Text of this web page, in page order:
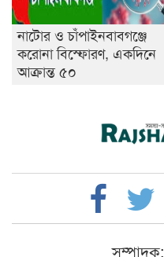
নাটোর ও চাঁপাইনবাবগঞ্জে
করোনা বিস্ফোরণ, একদিনে
আক্রান্ত ৫০
সম্পাদক: